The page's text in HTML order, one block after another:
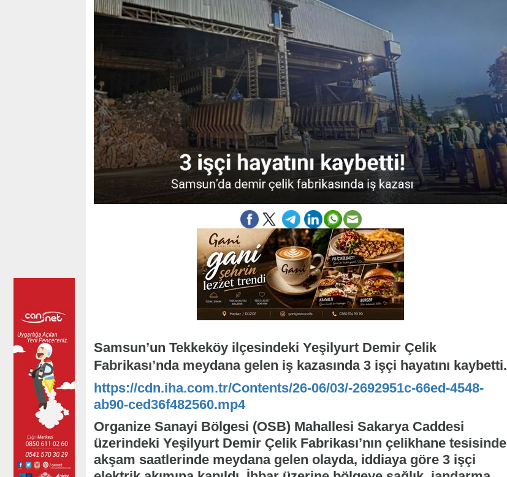
Samsun’un Tekkeköy ilçesindeki Yeşilyurt Demir Çelik
Fabrikası’nda meydana gelen iş kazasında 3 işçi hayatını kaybetti.
https://cdn.iha.com.tr/Contents/26-06/03/-2692951c-66ed-4548-
ab90-ced36f482560.mp4
Organize Sanayi Bölgesi (OSB) Mahallesi Sakarya Caddesi
üzerindeki Yeşilyurt Demir Çelik Fabrikası’nın çelikhane tesisinde
akşam saatlerinde meydana gelen olayda, iddiaya göre 3 işçi